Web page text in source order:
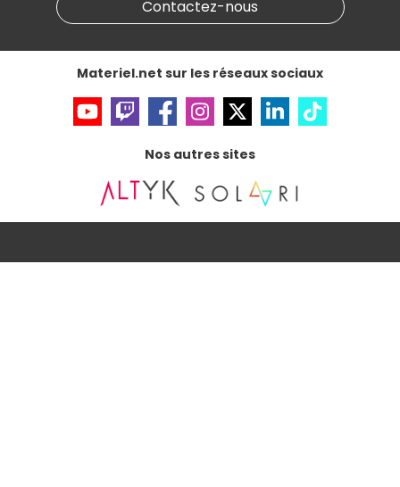
Accessibilité : non conformeContactez-nous
Materiel.net sur les réseaux sociaux
Nos autres sites